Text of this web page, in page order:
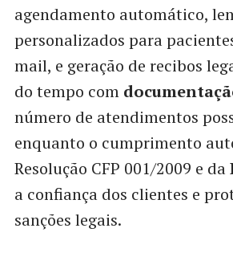
agendamento automático,
personalizados para
mail, e geração de recibos
do tempo com
número de atendimentos
enquanto o cumprimento
Resolução CFP 001/2009 e da
a confiança dos clientes e
sanções legais.